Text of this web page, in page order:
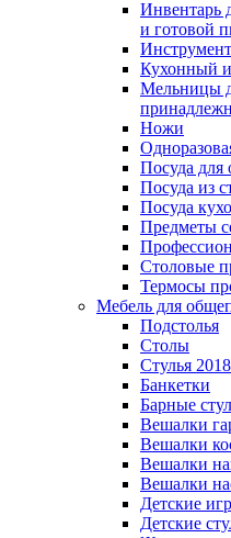
Инвентарь
и готовой
Кухонный
Мельницы
Ножи
Посуда для
Посуда из
Посуда
Предметы
Столовые
Термосы
Мебель для
Подстолья
Столы
Стулья 2018
Банкетки
Барные
Вешалки
Вешалки
Вешалки
Вешалки
Детские
Детские